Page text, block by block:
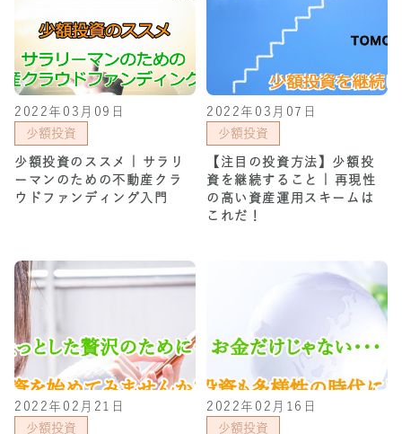
2022年03月09日
少額投資
少額投資のススメ | サラリ
ーマンのための不動産クラ
ウドファンディング入門
2022年03月07日
少額投資
【注目の投資方法】少額投
資を継続すること | 再現性
の高い資産運用スキームは
これだ！
2022年02月21日
少額投資
2022年02月16日
少額投資